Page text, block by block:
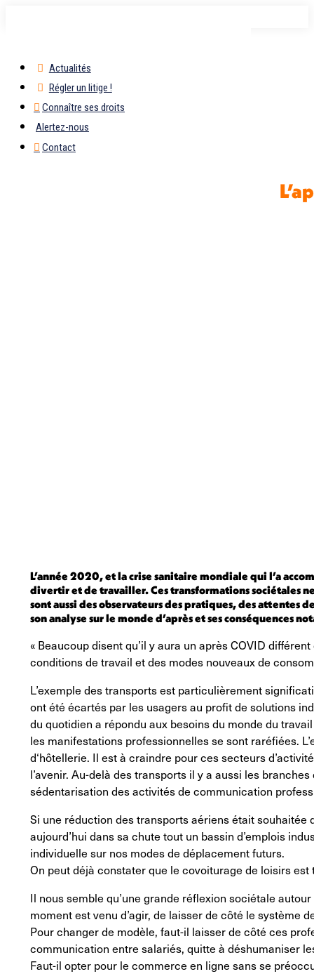
Actualités
Régler un litige !
Connaître ses droits
Alertez-nous
Contact
L’année 2020, et la crise sanitaire mondiale qui l’a
divertir et de travailler. Ces transformations sociétales ne
sont aussi des observateurs des pratiques, des attentes
son analyse sur le monde d’après et ses conséquences
« Beaucoup disent qu’il y aura un après COVID
conditions de travail et des modes nouveaux de
L’exemple des transports est particulièrement
ont été écartés par les usagers au profit de solutions
du quotidien a répondu aux besoins du monde du
les manifestations professionnelles se sont raréfiées.
d‘hôtellerie. Il est à craindre pour ces secteurs
l’avenir. Au-delà des transports il y a aussi les
sédentarisation des activités de communication
Si une réduction des transports aériens était
aujourd’hui dans sa chute tout un bassin d’emplois
individuelle sur nos modes de déplacement futurs.
On peut déjà constater que le covoiturage de loisirs
Il nous semble qu’une grande réflexion sociétale
moment est venu d’agir, de laisser de côté le
Pour changer de modèle, faut-il laisser de côté ces
communication entre salariés, quitte à déshumaniser
Faut-il opter pour le commerce en ligne sans se